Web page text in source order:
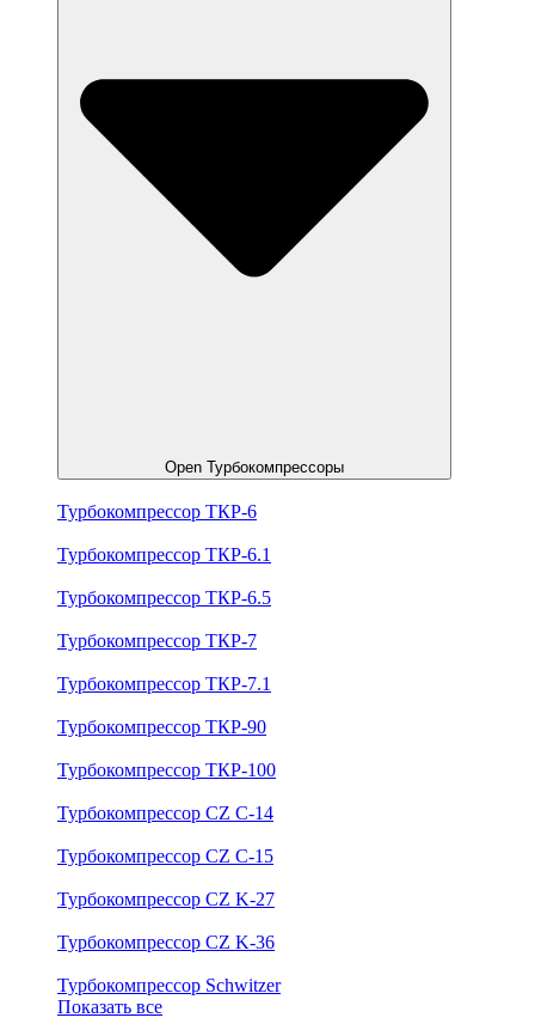
Open Турбокомпрессоры
Турбокомпрессор ТКР-6
Турбокомпрессор ТКР-6.1
Турбокомпрессор ТКР-6.5
Турбокомпрессор ТКР-7
Турбокомпрессор ТКР-7.1
Турбокомпрессор ТКР-90
Турбокомпрессор ТКР-100
Турбокомпрессор CZ C-14
Турбокомпрессор CZ C-15
Турбокомпрессор CZ K-27
Турбокомпрессор CZ K-36
Турбокомпрессор Schwitzer
Показать все